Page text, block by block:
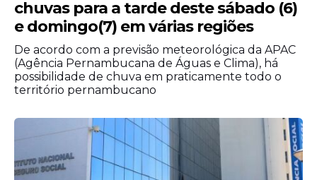
chuvas para a tarde deste sábado (6)
e domingo(7) em várias regiões
De acordo com a previsão meteorológica da APAC
(Agência Pernambucana de Águas e Clima), há
possibilidade de chuva em praticamente todo o
território pernambucano